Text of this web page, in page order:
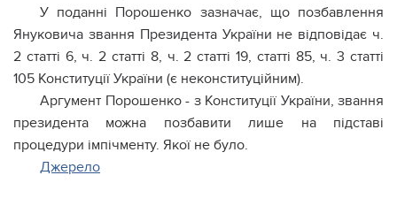
У поданні Порошенко зазначає, що позбавлення
Януковича звання Президента України не відповідає ч.
2 статті 6, ч. 2 статті 8, ч. 2 статті 19, статті 85, ч. 3 статті
105 Конституції України (є неконституційним).
Аргумент Порошенко - з Конституції України, звання
президента можна позбавити лише на підставі
процедури імпічменту. Якої не було.
Джерело